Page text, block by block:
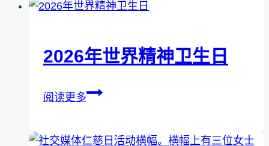
2026年世界精神卫生日
阅读更多2026